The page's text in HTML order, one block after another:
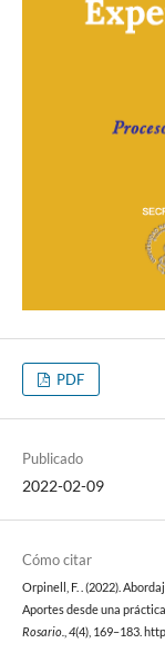
PDF
Publicado
2022-02-09
Cómo citar
Orpinell, F. . (2022).
Aportes desde una
Rosario. 4(4), 169–183.